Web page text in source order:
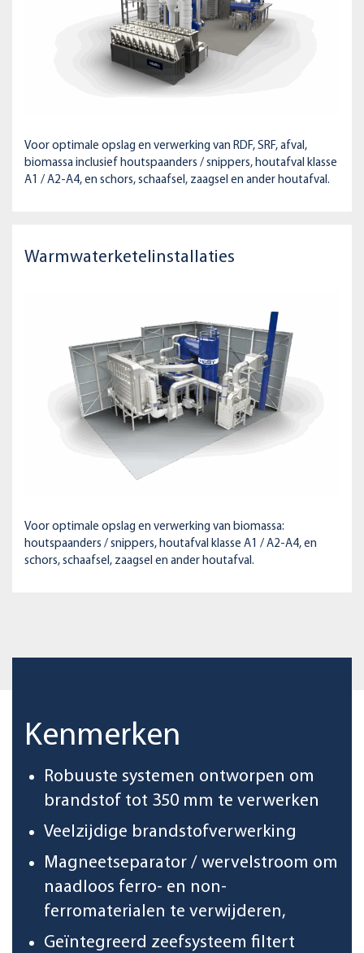
Voor optimale opslag en verwerking van RDF, SRF, afval,
biomassa inclusief houtspaanders / snippers, houtafval klasse
A1 / A2-A4, en schors, schaafsel, zaagsel en ander houtafval.
Warmwaterketelinstallaties
Voor optimale opslag en verwerking van biomassa:
houtspaanders / snippers, houtafval klasse A1 / A2-A4, en
schors, schaafsel, zaagsel en ander houtafval.
Kenmerken
Robuuste systemen ontworpen om
brandstof tot 350 mm te verwerken
Veelzijdige brandstofverwerking
Magneetseparator / wervelstroom om
naadloos ferro- en non-
ferromaterialen te verwijderen,
Geïntegreerd zeefsysteem filtert